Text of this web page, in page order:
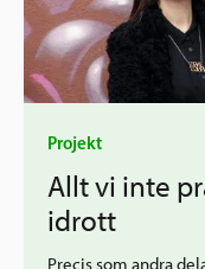
Projekt
Allt vi inte
idrott
Precis som andra